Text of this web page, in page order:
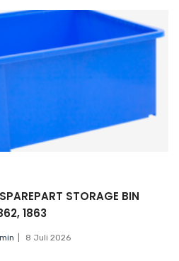
STORAGE BIN
1863
8 Juli 2026